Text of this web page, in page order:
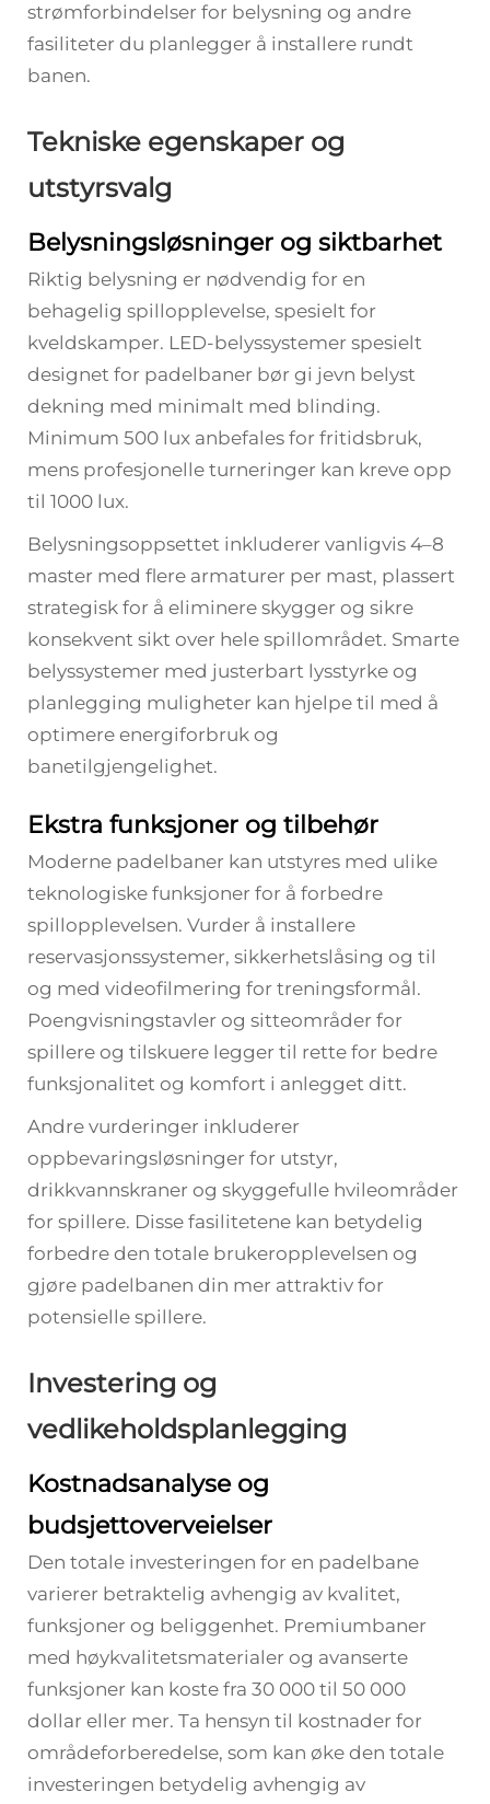
strømforbindelser for belysning og andre
fasiliteter du planlegger å installere rundt
banen.
Tekniske egenskaper og
utstyrsvalg
Belysningsløsninger og siktbarhet
Riktig belysning er nødvendig for en
behagelig spillopplevelse, spesielt for
kveldskamper. LED-belyssystemer spesielt
designet for padelbaner bør gi jevn belyst
dekning med minimalt med blinding.
Minimum 500 lux anbefales for fritidsbruk,
mens profesjonelle turneringer kan kreve opp
til 1000 lux.
Belysningsoppsettet inkluderer vanligvis 4–8
master med flere armaturer per mast, plassert
strategisk for å eliminere skygger og sikre
konsekvent sikt over hele spillområdet. Smarte
belyssystemer med justerbart lysstyrke og
planlegging muligheter kan hjelpe til med å
optimere energiforbruk og
banetilgjengelighet.
Ekstra funksjoner og tilbehør
Moderne padelbaner kan utstyres med ulike
teknologiske funksjoner for å forbedre
spillopplevelsen. Vurder å installere
reservasjonssystemer, sikkerhetslåsing og til
og med videofilmering for treningsformål.
Poengvisningstavler og sitteområder for
spillere og tilskuere legger til rette for bedre
funksjonalitet og komfort i anlegget ditt.
Andre vurderinger inkluderer
oppbevaringsløsninger for utstyr,
drikkvannskraner og skyggefulle hvileområder
for spillere. Disse fasilitetene kan betydelig
forbedre den totale brukeropplevelsen og
gjøre padelbanen din mer attraktiv for
potensielle spillere.
Investering og
vedlikeholdsplanlegging
Kostnadsanalyse og
budsjettoverveielser
Den totale investeringen for en padelbane
varierer betraktelig avhengig av kvalitet,
funksjoner og beliggenhet. Premiumbaner
med høykvalitetsmaterialer og avanserte
funksjoner kan koste fra 30 000 til 50 000
dollar eller mer. Ta hensyn til kostnader for
områdeforberedelse, som kan øke den totale
investeringen betydelig avhengig av